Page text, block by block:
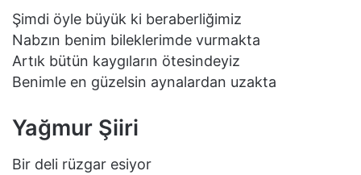
Şimdi öyle büyük ki beraberliğimiz
Nabzın benim bileklerimde vurmakta
Artık bütün kaygıların ötesindeyiz
Benimle en güzelsin aynalardan uzakta
Yağmur Şiiri
Bir deli rüzgar esiyor